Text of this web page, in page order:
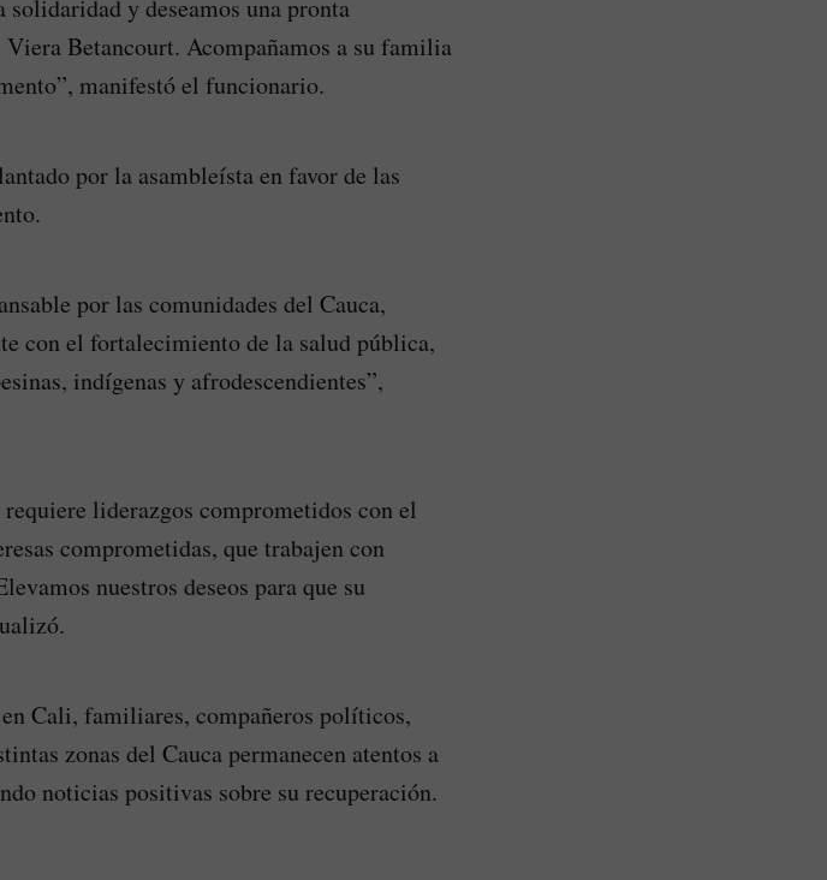
solidaridad y deseamos una pronta
Betancourt. Acompañamos a su familia
manifestó el funcionario.
por la asambleísta en favor de las
por las comunidades del Cauca,
con el fortalecimiento de la salud pública,
indígenas y afrodescendientes”,
liderazgos comprometidos con el
comprometidas, que trabajen con
nuestros deseos para que su
Cali, familiares, compañeros políticos,
zonas del Cauca permanecen atentos a
noticias positivas sobre su recuperación.